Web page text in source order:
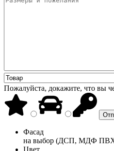
Пожалуйста, докажите, что вы
Фасад
на выбор (ДСП, МДФ
Цвет